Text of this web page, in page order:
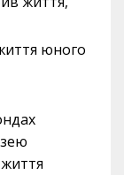
юного